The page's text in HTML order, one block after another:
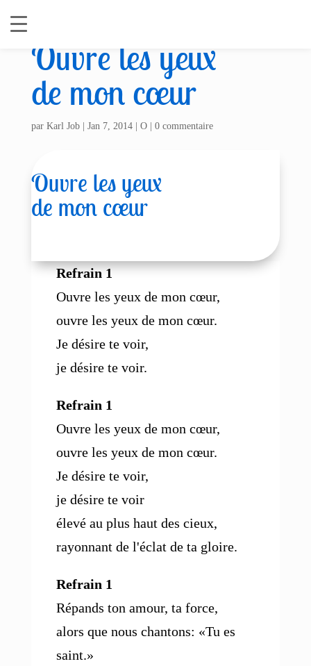
Ouvre les yeux
de mon cœur
par Karl Job| Jan 7, 2014| O| 0 commentaire
Ouvre les yeux
de mon cœur
Refrain 1
Ouvre les yeux de mon cœur,
ouvre les yeux de mon cœur.
Je désire te voir,
je désire te voir.
Refrain 1
Ouvre les yeux de mon cœur,
ouvre les yeux de mon cœur.
Je désire te voir,
je désire te voir
élevé au plus haut des cieux,
rayonnant de l'éclat de ta gloire.
Refrain 1
Répands ton amour, ta force,
alors que nous chantons: «Tu es
saint.»